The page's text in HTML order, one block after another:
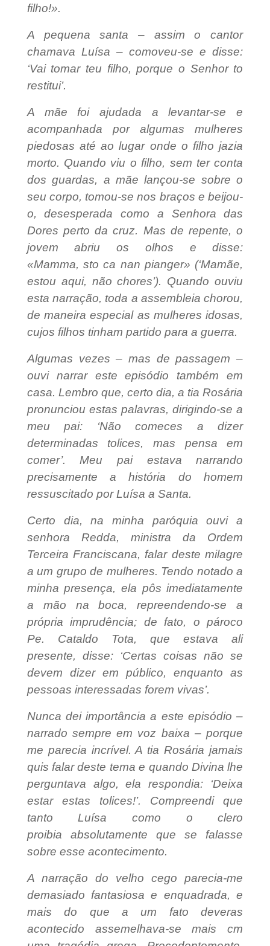
filho!».
A pequena santa – assim o cantor
chamava Luísa – comoveu-se e disse:
‘Vai tomar teu filho, porque o Senhor to
restitui’.
A mãe foi ajudada a levantar-se e
acompanhada por algumas mulheres
piedosas até ao lugar onde o filho jazia
morto. Quando viu o filho, sem ter conta
dos guardas, a mãe lançou-se sobre o
seu corpo, tomou-se nos braços e beijou-
o, desesperada como a Senhora das
Dores perto da cruz. Mas de repente, o
jovem abriu os olhos e disse:
«Mamma, sto ca nan pianger» (‘Mamãe,
estou aqui, não chores’). Quando ouviu
esta narração, toda a assembleia chorou,
de maneira especial as mulheres idosas,
cujos filhos tinham partido para a guerra.
Algumas vezes – mas de passagem –
ouvi narrar este episódio também em
casa. Lembro que, certo dia, a tia Rosária
pronunciou estas palavras, dirigindo-se a
meu pai: ‘Não comeces a dizer
determinadas tolices, mas pensa em
comer’. Meu pai estava narrando
precisamente a história do homem
ressuscitado por Luísa a Santa.
Certo dia, na minha paróquia ouvi a
senhora Redda, ministra da Ordem
Terceira Franciscana, falar deste milagre
a um grupo de mulheres. Tendo notado a
minha presença, ela pôs imediatamente
a mão na boca, repreendendo-se a
própria imprudência; de fato, o pároco
Pe. Cataldo Tota, que estava ali
presente, disse: ‘Certas coisas não se
devem dizer em público, enquanto as
pessoas interessadas forem vivas’.
Nunca dei importância a este episódio –
narrado sempre em voz baixa – porque
me parecia incrível. A tia Rosária jamais
quis falar deste tema e quando Divina lhe
perguntava algo, ela respondia: ‘Deixa
estar estas tolices!’. Compreendi que
tanto Luísa como o clero
proibia absolutamente que se falasse
sobre esse acontecimento.
A narração do velho cego parecia-me
demasiado fantasiosa e enquadrada, e
mais do que a um fato deveras
acontecido assemelhava-se mais cm